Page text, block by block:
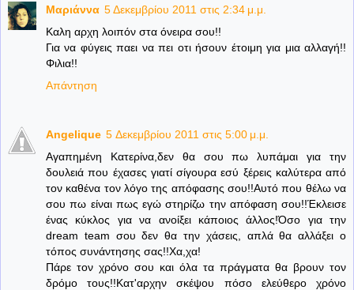
Μαριάννα 5 Δεκεμβρίου 2011 στις 2:34 μ.μ.
Καλη αρχη λοιπόν στα όνειρα σου!!
Για να φύγεις παει να πει οτι ήσουν έτοιμη για μια αλλαγή!!
Φιλια!!
Απάντηση
Angelique 5 Δεκεμβρίου 2011 στις 5:00 μ.μ.
Αγαπημένη Κατερίνα,δεν θα σου πω λυπάμαι για την
δουλειά που έχασες γιατί σίγουρα εσύ ξέρεις καλύτερα από
τον καθένα τον λόγο της απόφασης σου!!Αυτό που θέλω να
σου πω είναι πως εγώ στηρίζω την απόφαση σου!!Έκλεισε
ένας κύκλος για να ανοίξει κάποιος άλλος!Όσο για την
dream team σου δεν θα την χάσεις, απλά θα αλλάξει ο
τόπος συνάντησης σας!!Χα,χα!
Πάρε τον χρόνο σου και όλα τα πράγματα θα βρουν τον
δρόμο τους!!Κατ'αρχην σκέψου πόσο ελεύθερο χρόνο